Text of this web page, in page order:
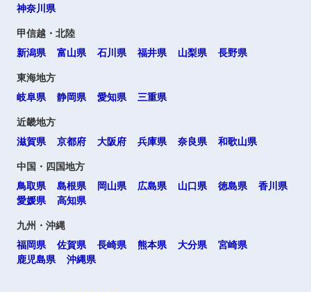
選択する
選択する
選択する
選択する
神奈川県
甲信越・北陸
新潟県
富山県 石川県 福井県 山梨県 長野県
東海地方
岐阜県
静岡県 愛知県 三重県
近畿地方
滋賀県
京都府 大阪府 兵庫県 奈良県 和歌山県
中国・四国地方
鳥取県
島根県 岡山県 広島県 山口県 徳島県
香川県
愛媛県
高知県
九州・沖縄
福岡県
佐賀県 長崎県 熊本県 大分県
宮崎県
鹿児島県
沖縄県